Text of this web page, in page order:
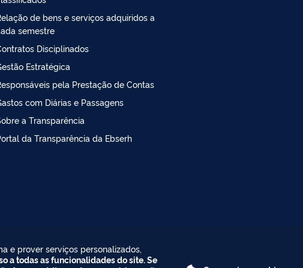
de bens e serviços adquiridos a
semestre
Disciplinados
Estratégica
pela Prestação de Contas
com Diárias e Passagens
a Transparência
da Transparência da Ebserh
e prover serviços personalizados,
a todas as funcionalidades do site. Se